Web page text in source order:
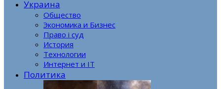
Украина
Общество
Экономика и Бизнес
Право і суд
История
Технологии
Интернет и IT
Политика